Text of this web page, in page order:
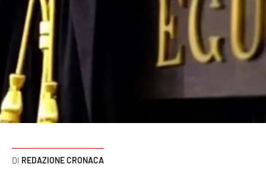
Economia e lavoro
Italia Mondo
Sanità
Sport
REDAZIONE CRONACA